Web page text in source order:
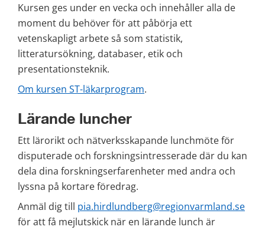
Kursen ges under en vecka och innehåller alla de
moment du behöver för att påbörja ett
vetenskapligt arbete så som statistik,
litteratursökning, databaser, etik och
presentationsteknik.
Om kursen ST-läkarprogram.
Lärande luncher
Ett lärorikt och nätverksskapande lunchmöte för
disputerade och forskningsintresserade där du kan
dela dina forskningserfarenheter med andra och
lyssna på kortare föredrag.
Anmäl dig till pia.hirdlundberg@regionvarmland.se
för att få mejlutskick när en lärande lunch är